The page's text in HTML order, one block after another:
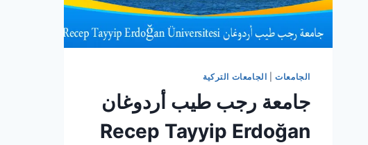
الجامعات| الجامعات التركية
جامعة رجب طيب أردوغان
Recep Tayyip Erdoğan